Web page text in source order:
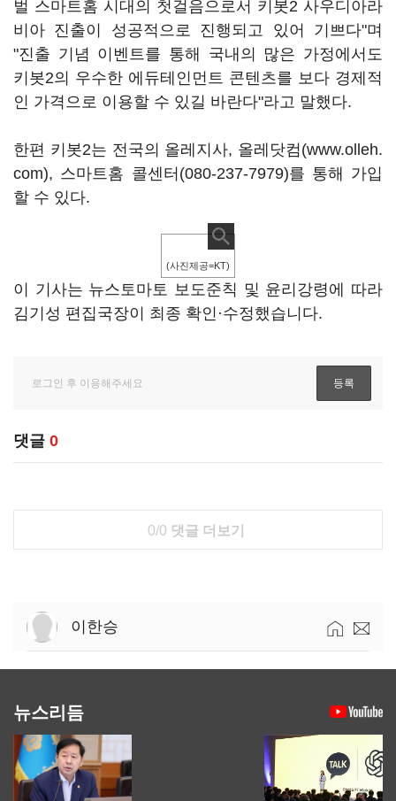
벌 스마트홈 시대의 첫걸음으로서 키봇2 사우디아라
비아 진출이 성공적으로 진행되고 있어 기쁘다"며
"진출 기념 이벤트를 통해 국내의 많은 가정에서도
키봇2의 우수한 에듀테인먼트 콘텐츠를 보다 경제적
인 가격으로 이용할 수 있길 바란다"라고 말했다.
한편 키봇2는 전국의 올레지사, 올레닷컴(www.olleh.
com), 스마트홈 콜센터(080-237-7979)를 통해 가입
할 수 있다.
(사진제공=KT)
이 기사는 뉴스토마토 보도준칙 및 윤리강령에 따라
김기성 편집국장이 최종 확인·수정했습니다.
댓글 0
0/0 댓글 더보기
이한승
뉴스리듬